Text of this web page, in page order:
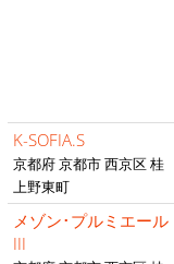
K-SOFIA.S
京都府 京都市 西京区 桂
上野東町
メゾン･プルミエール
III